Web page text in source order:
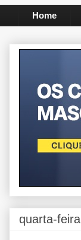
Home
quarta-